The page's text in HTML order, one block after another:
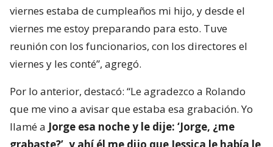
viernes estaba de cumpleaños mi hijo, y desde el
viernes me estoy preparando para esto. Tuve
reunión con los funcionarios, con los directores el
viernes y les conté”, agregó.
Por lo anterior, destacó: “Le agradezco a Rolando
que me vino a avisar que estaba esa grabación. Yo
llamé a Jorge esa noche y le dije: ‘Jorge, ¿me